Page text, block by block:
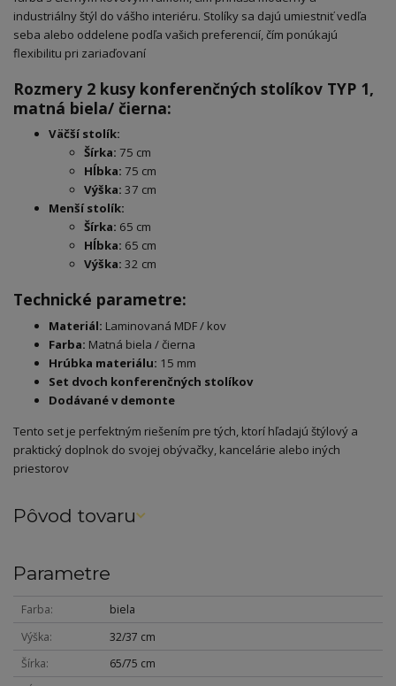
industriálny štýl do vášho interiéru. Stolíky sa dajú umiestniť vedľa
seba alebo oddelene podľa vašich preferencií, čím ponúkajú
flexibilitu pri zariaďovaní
Rozmery 2 kusy konferenčných stolíkov TYP 1,
matná biela/ čierna:
Väčší stolík:
Šírka: 75 cm
Hĺbka: 75 cm
Výška: 37 cm
Menší stolík:
Šírka: 65 cm
Hĺbka: 65 cm
Výška: 32 cm
Technické parametre:
Materiál: Laminovaná MDF / kov
Farba: Matná biela / čierna
Hrúbka materiálu: 15 mm
Set dvoch konferenčných stolíkov
Dodávané v demonte
Tento set je perfektným riešením pre tých, ktorí hľadajú štýlový a
praktický doplnok do svojej obývačky, kancelárie alebo iných
priestorov
Pôvod tovaru
Parametre
Farba
biela
Výška
32/37 cm
Šírka
65/75 cm